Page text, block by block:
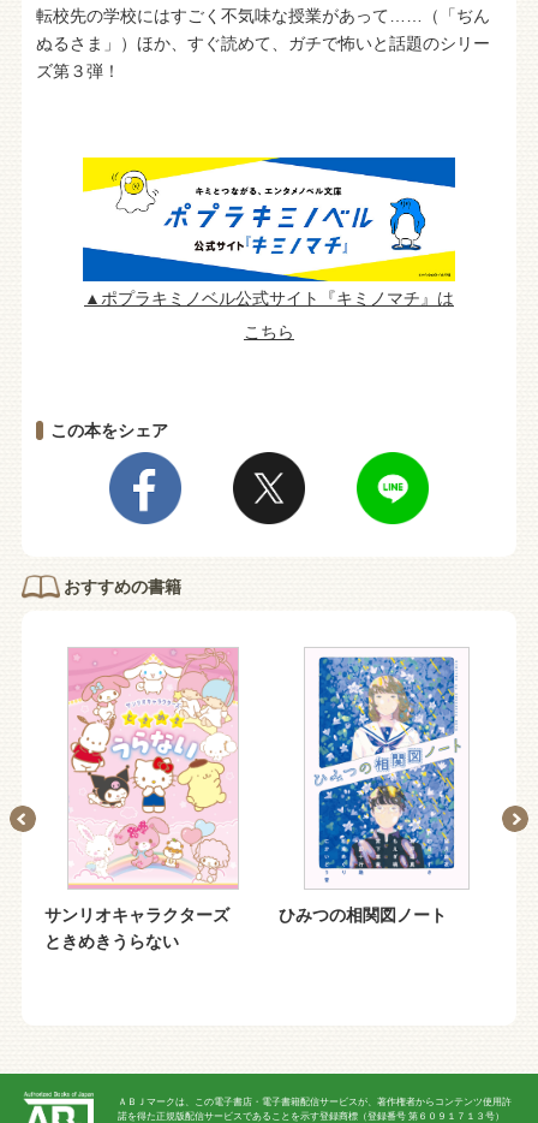
転校先の学校にはすごく不気味な授業があって……（「ぢん
ぬるさま」）ほか、すぐ読めて、ガチで怖いと話題のシリー
ズ第３弾！
▲ポプラキミノベル公式サイト『キミノマチ』は
こちら
この本をシェア
おすすめの書籍
サンリオキャラクターズ
ときめきうらない
ひみつの相関図ノート
ＡＢＪマークは、この電子書店・電子書籍配信サービスが、著作権者からコンテンツ使用許
諾を得た正規版配信サービスであることを示す登録商標（登録番号 第６０９１７１３号）